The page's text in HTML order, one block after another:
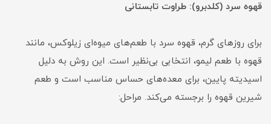
قهوه سرد (کلدبرو): طراوت تابستانی
برای روزهای گرم، قهوه سرد با طعم‌های میوه‌ای زیلوکس، مانند
قهوه با طعم لیمو، انتخابی بی‌نظیر است. این روش به دلیل
اسیدیته پایین، برای معده‌های حساس مناسب است و طعم
شیرین قهوه را برجسته می‌کند. مراحل: